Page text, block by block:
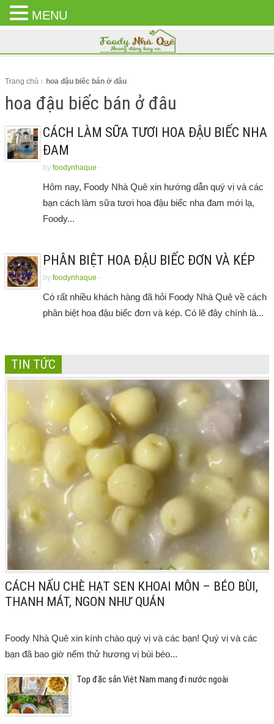
CLOSE
MENU
Trang chủ hoa đậu biếc bán ở đâu
hoa đậu biếc bán ở đâu
CÁCH LÀM SỮA TƯƠI HOA ĐẬU BIẾC NHA
ĐAM
by foodynhaque -
Hôm nay, Foody Nhà Quê xin hướng dẫn quý vị và các
bạn cách làm sữa tươi hoa đậu biếc nha đam mới lạ,
Foody...
PHÂN BIỆT HOA ĐẬU BIẾC ĐƠN VÀ KÉP
by foodynhaque -
Có rất nhiều khách hàng đã hỏi Foody Nhà Quê về cách
phân biệt hoa đậu biếc đơn và kép. Có lẽ đây chính là...
TIN TỨC
CÁCH NẤU CHÈ HẠT SEN KHOAI MÔN – BÉO BÙI,
THANH MÁT, NGON NHƯ QUÁN
Foody Nhà Quê xin kính chào quý vị và các bạn! Quý vị và các
bạn đã bao giờ nếm thử hương vị bùi béo...
Top đặc sản Việt Nam mang đi nước ngoài
MENU